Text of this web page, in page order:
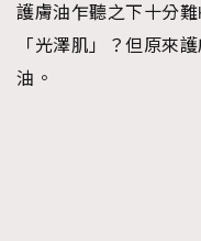
護膚油乍聽之下十分
「光澤肌」？但原來
油。